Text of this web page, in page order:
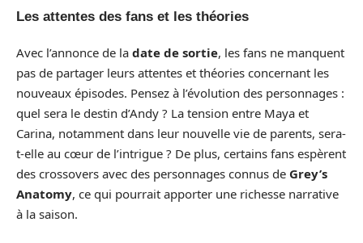
Les attentes des fans et les théories
Avec l’annonce de la date de sortie, les fans ne manquent
pas de partager leurs attentes et théories concernant les
nouveaux épisodes. Pensez à l’évolution des personnages :
quel sera le destin d’Andy ? La tension entre Maya et
Carina, notamment dans leur nouvelle vie de parents, sera-
t-elle au cœur de l’intrigue ? De plus, certains fans espèrent
des crossovers avec des personnages connus de Grey’s
Anatomy, ce qui pourrait apporter une richesse narrative
à la saison.